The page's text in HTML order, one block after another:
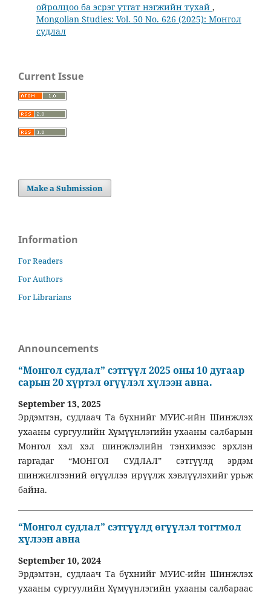
ойролцоо ба эсрэг утгат нэгжийн тухай ,
Mongolian Studies: Vol. 50 No. 626 (2025): Монгол
судлал
Current Issue
Make a Submission
Information
For Readers
For Authors
For Librarians
Announcements
“Монгол судлал” сэтгүүл 2025 оны 10 дугаар
сарын 20 хүртэл өгүүлэл хүлээн авна.
September 13, 2025
Эрдэмтэн, судлаач Та бүхнийг МУИС-ийн Шинжлэх
ухааны сургуулийн Хүмүүнлэгийн ухааны салбарын
Монгол хэл хэл шинжлэлийн тэнхимээс эрхлэн
гаргадаг “МОНГОЛ СУДЛАЛ” сэтгүүлд эрдэм
шинжилгээний өгүүллээ ирүүлж хэвлүүлэхийг урьж
байна.
“Монгол судлал” сэтгүүлд өгүүлэл тогтмол
хүлээн авна
September 10, 2024
Эрдэмтэн, судлаач Та бүхнийг МУИС-ийн Шинжлэх
ухааны сургуулийн Хүмүүнлэгийн ухааны салбараас